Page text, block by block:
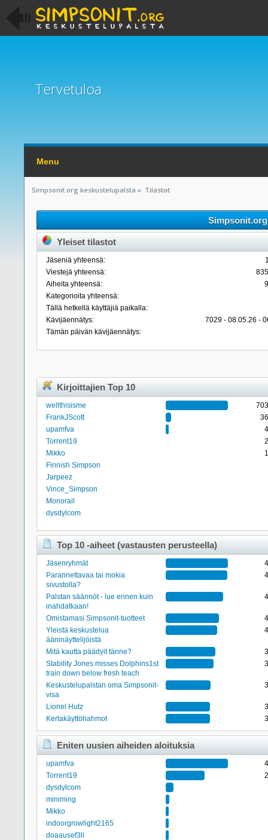
Tervetuloa
Menu
Simpsonit.org keskustelupalsta » Tilastot
Yleiset tilastot
Jäseniä yhteensä:
Viestejä yhteensä:
Aiheita yhteensä:
Kategorioita yhteensä:
Tällä hetkellä käyttäjiä paikalla:
Kävijäennätys:
7029 - 08.05.26 -
Tämän päivän kävijäennätys:
Kirjoittajien Top 10
wellthisisme
FrankJScott
upamfva
Torrent19
Mikko
Finnish Simpson
Jarpeez
Vince_Simpson
Monorail
dysdylcom
Top 10 -aiheet (vastausten perusteella)
Jäsenryhmät
Parannettavaa tai mokia
sivustolla?
Palstan säännöt - lue ennen kuin
inahdatkaan!
Omistamasi Simpsonit-tuotteet
Yleistä keskustelua
ääninäyttelijöistä
Mitä kautta päädyit tänne?
Stability Jones misses Dolphins1st
train down below fresh teach
Keskustelupalstan oma Simpsonit-
visa
Lionel Hutz
Kertakäyttöhahmot
Eniten uusien aiheiden aloituksia
upamfva
Torrent19
dysdylcom
miniming
Mikko
indoorgrowlight2165
doaausef3li